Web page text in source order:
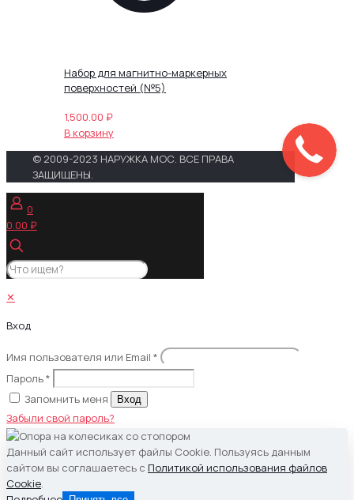
Набор для магнитно-маркерных
поверхностей (№5)
1,500.00 ₽
В корзину
© 2009-2023 НАРУЖКА МОС. ВСЕ ПРАВА
ЗАЩИЩЕНЫ.
0
0.00 ₽
✕
Вход
Имя пользователя или Email *
Пароль*
Запомнить меня
Вход
Забыли свой пароль?
Данный сайт использует файлы Cookie. Пользуясь данным
сайтом вы соглашаетесь с Политикой использования файлов
Cookie